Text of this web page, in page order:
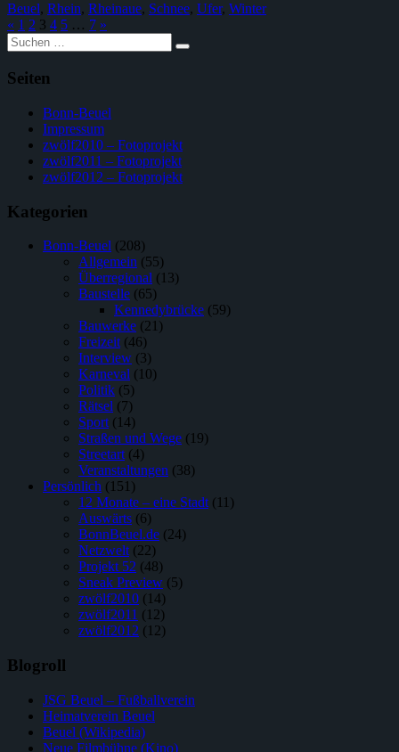
Beuel, Rhein, Rheinaue, Schnee, Ufer, Winter
« 1 2 3 4 5 … 7 »
Suche
nach:
Seiten
Bonn-Beuel
Impressum
zwölf2010 – Fotoprojekt
zwölf2011 – Fotoprojekt
zwölf2012 – Fotoprojekt
Kategorien
Bonn-Beuel (208)
Allgemein (55)
Überregional (13)
Baustelle (65)
Kennedybrücke (59)
Bauwerke (21)
Freizeit (46)
Interview (3)
Karneval (10)
Politik (5)
Rätsel (7)
Sport (14)
Straßen und Wege (19)
Streetart (4)
Veranstaltungen (38)
Persönlich (151)
12 Monate – eine Stadt (11)
Auswärts (6)
BonnBeuel.de (24)
Netzwelt (22)
Projekt 52 (48)
Sneak Preview (5)
zwölf2010 (14)
zwölf2011 (12)
zwölf2012 (12)
Blogroll
JSG Beuel – Fußballverein
Heimatverein Beuel
Beuel (Wikipedia)
Neue Filmbühne (Kino)